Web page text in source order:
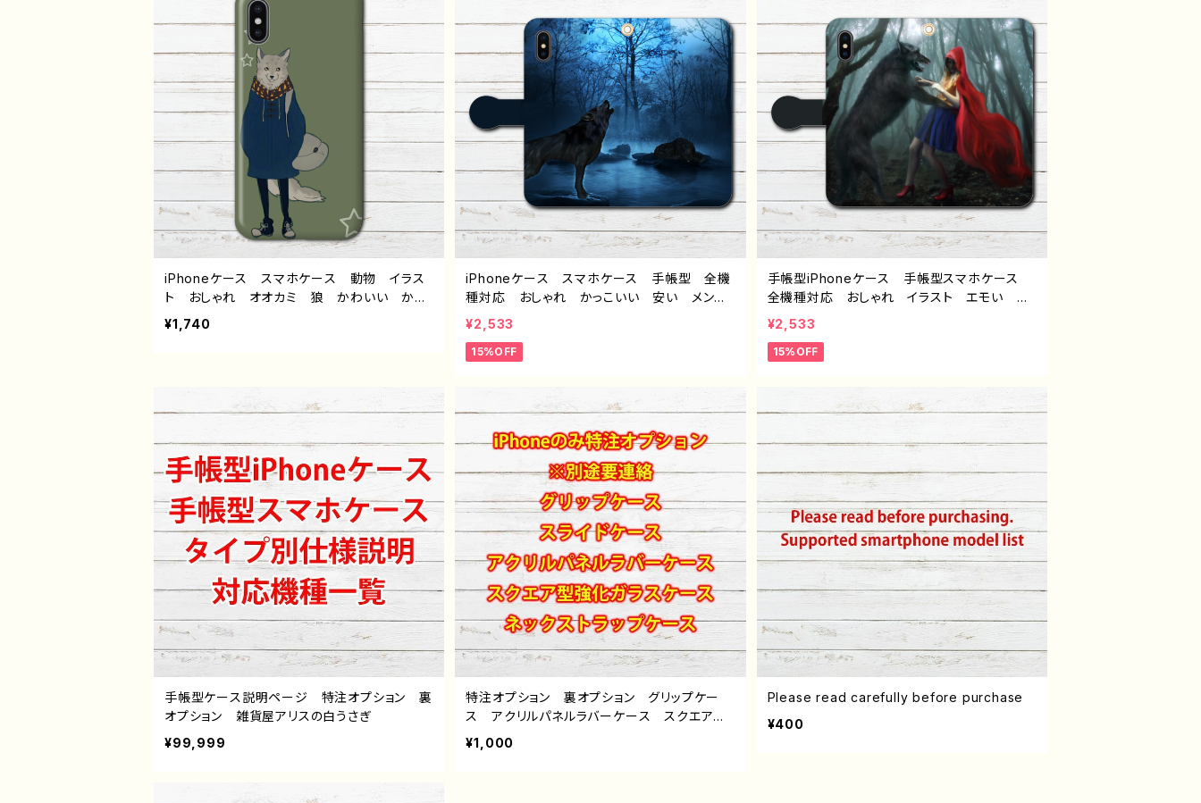
ン グッズ タイトル：マチアワセ（狼さん）
作：黒糖からす
iPhoneケース スマホケース 動物 イラス
ト おしゃれ オオカミ 狼 かわいい かっ
こいい メンズ レディース 女子 高校生
男子 iPhone17/16/15/14/13 AQUOS sen
め 個性的 人気 イラストレーター クリエ
イター 絵師 オリジナル デザイン グッ
ズ タイトル：マチアワセ（狼さん） 作：黒糖か
らす
¥1,740
iPhoneケース スマホケース 手帳型 全機
種対応 おしゃれ かっこいい 安い メン
ズ イラスト 動物 狼 オオカミ クール
個性的 おすすめ 人気 クリエイター iPh
one15/14/13/12/11 AQUOS sense 4 5 6
アンドロイド ケース ノンブランド オリジ
ナル デザイン グッズ タイトル：狼の号哭
J1-9
¥2,533
15%OFF
手帳型iPhoneケース 手帳型スマホケース
全機種対応 おしゃれ イラスト エモい 可
愛い女の子 かっこいい女子 赤ずきん ホラ
ー おしゃれ かわいい クール メンズ レ
ディース 女子 個性的 おすすめ 人気
S sense 4 5 6 Xperia Googlepixel G
alaxy Android アンドロイド ケース ノン
ぎ話 タイトル：赤ずきん J1-9
¥2,533
15%OFF
手帳型ケース説明ページ 特注オプション 裏
オプション 雑貨屋アリスの白うさぎ
¥99,999
特注オプション 裏オプション グリップケー
ス アクリルパネルラバーケース スクエア型
強化ガラスケース ストラップケース 雑貨屋
アリスの白うさぎ
¥1,000
Please read carefully before purchase
¥400